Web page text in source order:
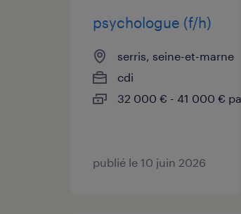
psychologue (f/h)
serris, seine-et-marne
cdi
32 000 € - 41 000 €
publié le 10 juin 2026